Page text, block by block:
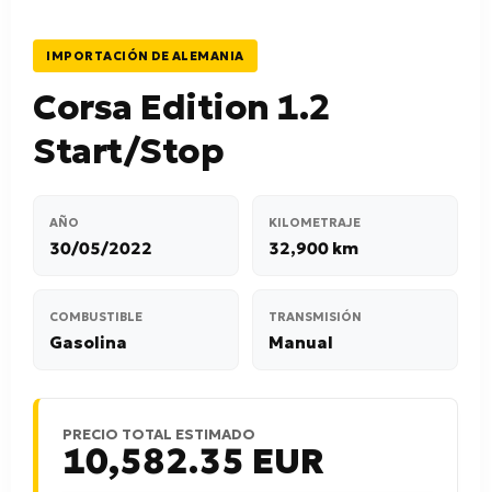
IMPORTACIÓN DE ALEMANIA
Corsa Edition 1.2
Start/Stop
AÑO
30/05/2022
KILOMETRAJE
32,900 km
COMBUSTIBLE
Gasolina
TRANSMISIÓN
Manual
PRECIO TOTAL ESTIMADO
10,582.35 EUR